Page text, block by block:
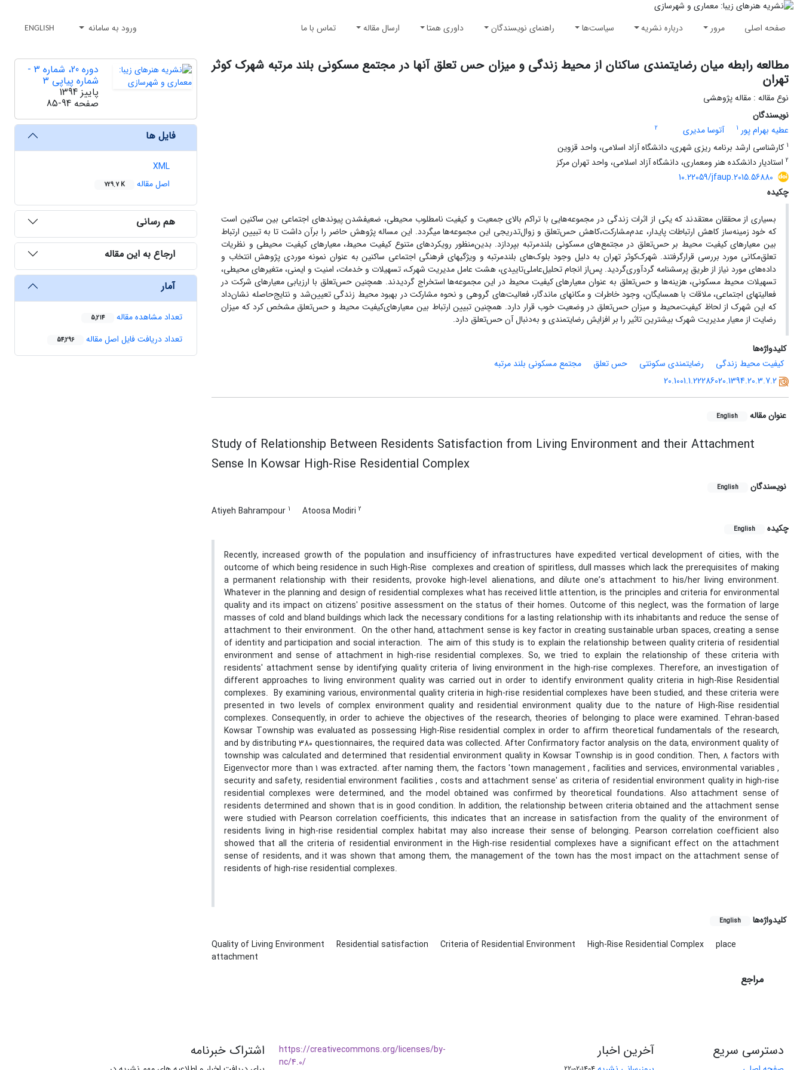
صفحه اصلی مرور درباره نشریه سیاست‌ها راهنمای نویسندگان داوری همتا ارسال مقاله تماس با ما ورود به سامانه ENGLISH
مطالعه رابطه میان رضایتمندی ساکنان از محیط زندگی و میزان حس تعلق آنها در مجتمع مسکونی بلند مرتبه شهرک کوثر
تهران
نوع مقاله : مقاله پژوهشی
نویسندگان
عطیه بهرام پور 1 آتوسا مدیری
2
1 کارشناسی ارشد برنامه ریزی شهری، دانشگاه آزاد اسلامی، واحد قزوین
2 استادیار دانشکده هنر ومعماری، دانشگاه آزاد اسلامی، واحد تهران مرکز
10.22059/jfaup.2015.56880
چکیده
بسیاری از محققان معتقدند‌ که یکی ‌از اثرات زندگی‌ در مجموعه‌هایی با تراکم بالای جمعیت و کیفیت نامطلوب محیطی،‌ ضعیف­شدن پیوندهای اجتماعی بین ساکنین است
که خود زمینه‌ساز کاهش ارتباطات پایدار، عدم‌مشارکت،کاهش حس‌تعلق و زوال‌تدریجی این مجموعه‌ها می­گردد. این مساله پژوهش حاضر را برآن داشت تا به تبیین ارتباط
بین معیارهای کیفیت ‌محیط بر حس‌تعلق در مجتمع‌های‌ مسکونی ‌بلندمرتبه بپردازد. بدین‌منظور رویکردهای متنوع کیفیت محیط، معیارهای کیفیت محیطی و نظریات
تعلق‌مکانی مورد بررسی قرار‌گرفتند. شهرک‌کوثر تهران به دلیل وجود بلوک‌های بلندمرتبه و ویژگی­های فرهنگی اجتماعی ساکنین به عنوان نمونه موردی پژوهش انتخاب و
داده‌های مورد نیاز از طریق پرسشنامه گردآوری‌گردید. پس‌از انجام تحلیل‌عاملی‌تاییدی، هشت عامل مدیریت ‌شهرک، تسهیلات ‌و‌ خدمات، امنیت ‌و ایمنی، متغیرهای محیطی،
تسهیلات محیط‌ مسکونی، هزینه‌ها و حس‌تعلق به عنوان معیارهای کیفیت‌ محیط در این مجموعه‌ها استخراج گردیدند. همچنین حس‌تعلق با ارزیابی معیارهای شرکت در
فعالیت­های اجتماعی، ملاقات ‌با‌ همسایگان، وجود خاطرات‌ و‌ مکان­های‌ ماندگار، فعالیت‌های ‌گروهی و نحوه مشارکت‌ در‌ بهبود محیط زندگی تعیین‌شد و نتایج‌حاصله نشان‌داد
که این‌ شهرک از لحاظ کیفیت‌محیط و میزان‌ حس‌تعلق در وضعیت خوب قرار دارد. همچنین تبیین ارتباط بین معیارهای‌کیفیت ‌محیط و حس‌تعلق مشخص کرد که میزان
رضایت از معیار مدیریت‌ شهرک بیشترین تاثیر را بر افزایش رضایتمندی و به‌دنبال آن حس‌تعلق دارد.
کلیدواژه‌ها
کیفیت محیط زندگی
رضایتمندی سکونتی حس تعلق
مجتمع مسکونی بلند مرتبه
20.1001.1.22286020.1394.20.3.7.2
عنوان مقاله English
Study of Relationship Between Residents Satisfaction from Living Environment and their Attachment
Sense In Kowsar High-Rise Residential Complex
نویسندگان English
Atiyeh Bahrampour 1 Atoosa Modiri 2
چکیده English
Recently, increased growth of the population and insufficiency of infrastructures have expedited vertical development of cities, with the
outcome of which being residence in such High-Rise complexes and creation of spiritless, dull masses which lack the prerequisites of making
a permanent relationship with their residents, provoke high-level alienations, and dilute one’s attachment to his/her living environment.
Whatever in the planning and design of residential complexes what has received little attention, is the principles and criteria for environmental
quality and its impact on citizens' positive assessment on the status of their homes. Outcome of this neglect, was the formation of large
masses of cold and bland buildings which lack the necessary conditions for a lasting relationship with its inhabitants and reduce the sense of
attachment to their environment. On the other hand, attachment sense is key factor in creating sustainable urban spaces, creating a sense
of identity and participation and social interaction. The aim of this study is to explain the relationship between quality criteria of residential
environment and sense of attachment in high-rise residential complexes. So, we tried to explain the relationship of these criteria with
residents' attachment sense by identifying quality criteria of living environment in the high-rise complexes. Therefore, an investigation of
different approaches to living environment quality was carried out in order to identify environment quality criteria in high-Rise Residential
complexes. By examining various, environmental quality criteria in high-rise residential complexes have been studied, and these criteria were
presented in two levels of complex environment quality and residential environment quality due to the nature of High-Rise residential
complexes. Consequently, in order to achieve the objectives of the research, theories of belonging to place were examined. Tehran-based
Kowsar Township was evaluated as possessing High-Rise residential complex in order to affirm theoretical fundamentals of the research,
and by distributing 380 questionnaires, the required data was collected. After Confirmatory factor analysis on the data, environment quality of
township was calculated and determined that residential environment quality in Kowsar Township is in good condition. Then, 8 factors with
Eigenvector more than 1 was extracted. after naming them, the factors 'town management , facilities and services, environmental variables ,
security and safety, residential environment facilities , costs and attachment sense' as criteria of residential environment quality in high-rise
residential complexes were determined, and the model obtained was confirmed by theoretical foundations. Also attachment sense of
residents determined and shown that is in good condition. In addition, the relationship between criteria obtained and the attachment sense
were studied with Pearson correlation coefficients, this indicates that an increase in satisfaction from the quality of the environment of
residents living in high-rise residential complex habitat may also increase their sense of belonging. Pearson correlation coefficient also
showed that all the criteria of residential environment in the High-rise residential complexes have a significant effect on the attachment
sense of residents, and it was shown that among them, the management of the town has the most impact on the attachment sense of
residents of high-rise residential complexes.
کلیدواژه‌ها English
Quality of Living Environment Residential satisfaction Criteria of Residential Environment High-Rise Residential Complex
place
attachment
مراجع
دوره 20، شماره 3 -
شماره پیاپی 3
پاییز 1394
صفحه 85-94
فایل ها
XML
اصل مقاله
729.7 K
هم رسانی
ارجاع به این مقاله
آمار
تعداد مشاهده مقاله 5,214
تعداد دریافت فایل اصل مقاله 54,296
دسترسی سریع آخرین اخبار
https://creativecommons.org/licenses/by-
nc/4.0/
اشتراک خبرنامه